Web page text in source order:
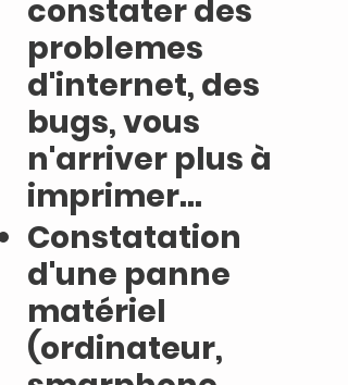
constater des
problemes
d'internet, des
bugs, vous
n'arriver plus à
imprimer...
Constatation
d'une panne
matériel
(ordinateur,